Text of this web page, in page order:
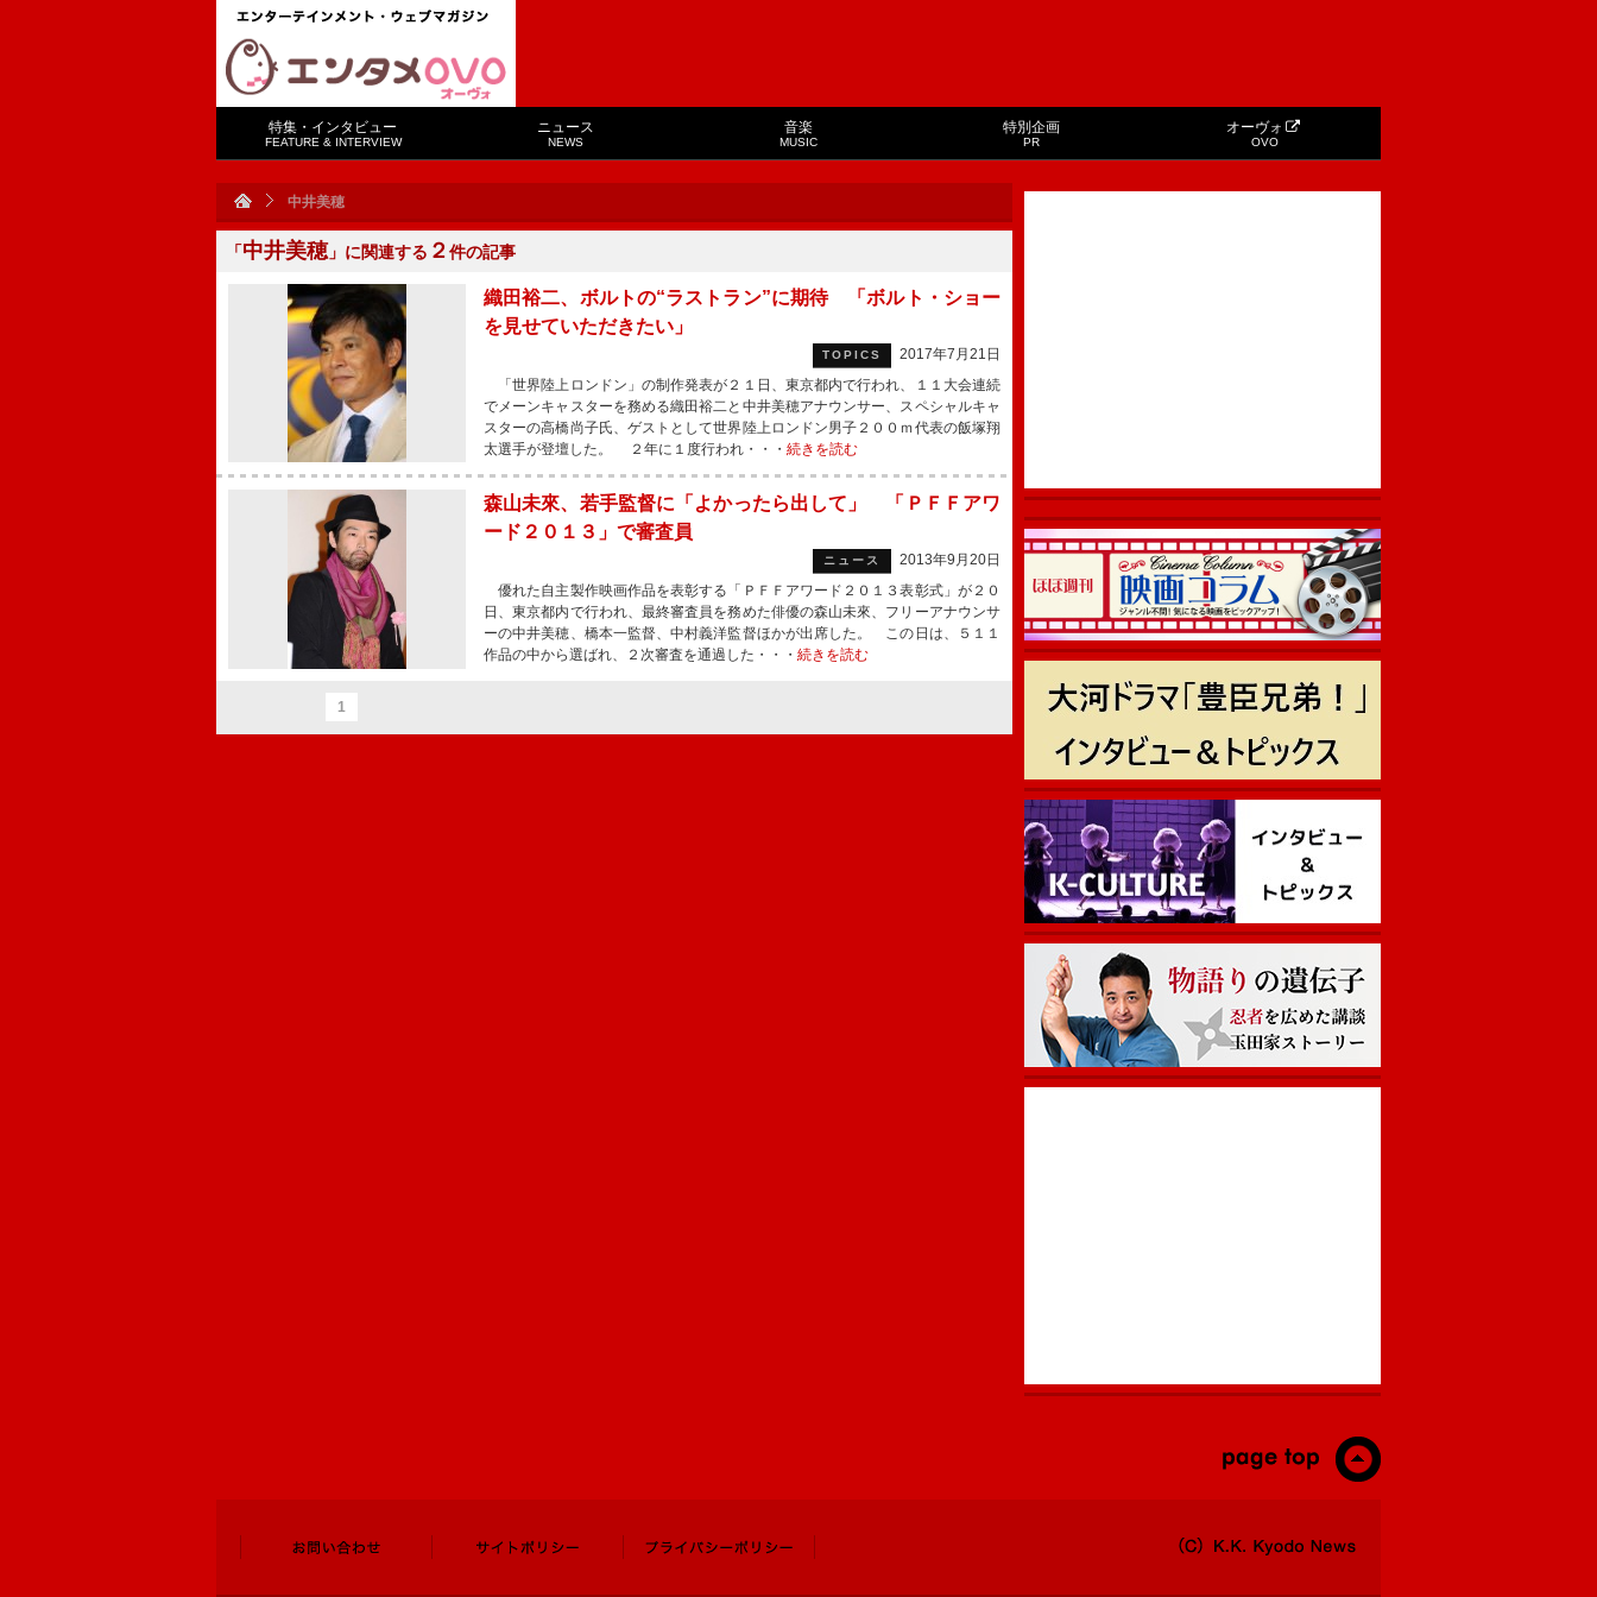
特集・インタビュー
FEATURE & INTERVIEW
ニュース
NEWS
音楽
MUSIC
特別企画
PR
オーヴォ
OVO
中井美穂
「中井美穂 」に関連する ２件の記事
織田裕二、ボルトの“ラストラン”に期待 「ボルト・ショー
を見せていただきたい」
TOPICS
2017年7月21日
「世界陸上ロンドン」の制作発表が２１日、東京都内で行われ、１１大会連続
でメーンキャスターを務める織田裕二と中井美穂アナウンサー、スペシャルキャ
スターの高橋尚子氏、ゲストとして世界陸上ロンドン男子２００ｍ代表の飯塚翔
太選手が登壇した。 ２年に１度行われ・・・ 続きを読む
森山未來、若手監督に「よかったら出して」 「ＰＦＦアワ
ード２０１３」で審査員
ニュース
2013年9月20日
優れた自主製作映画作品を表彰する「ＰＦＦアワード２０１３表彰式」が２０
日、東京都内で行われ、最終審査員を務めた俳優の森山未來、フリーアナウンサ
ーの中井美穂、橋本一監督、中村義洋監督ほかが出席した。 この日は、５１１
作品の中から選ばれ、２次審査を通過した・・・ 続きを読む
1